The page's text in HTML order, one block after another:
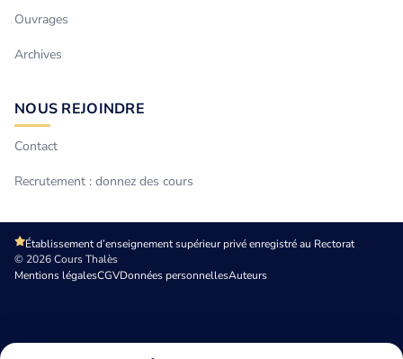
Ouvrages
Archives
NOUS REJOINDRE
Contact
Recrutement : donnez des cours
Établissement d’enseignement supérieur privé enregistré au Rectorat
© 2026 Cours Thalès
Mentions légalesCGVDonnées personnellesAuteurs